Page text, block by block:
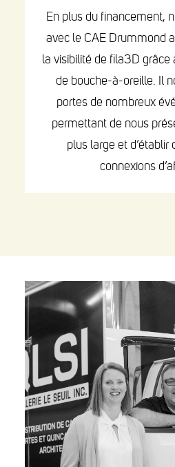
En plus du financement,
avec le CAE Drummond
la visibilité de fila3D
de bouche-à-oreille. Il
portes de nombreux
permettant de nous
plus large et d’établir
connexions